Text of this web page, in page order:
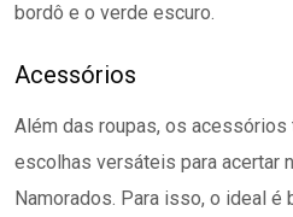
bordô e o verde escuro.
Acessórios
Além das roupas, os acessórios
escolhas versáteis para acertar
Namorados. Para isso, o ideal